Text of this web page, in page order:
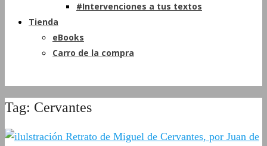
#Intervenciones a tus textos
Tienda
eBooks
Carro de la compra
Tag: Cervantes